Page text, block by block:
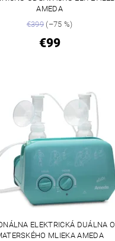
AMEDA
€399 (–75 %)
€99
ELEKTRICKÁ DUÁLNA
MLIEKA AMEDA